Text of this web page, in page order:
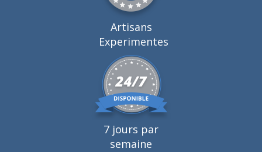
Artisans
Experimentes
7 jours par
semaine